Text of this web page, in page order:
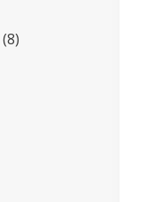
8